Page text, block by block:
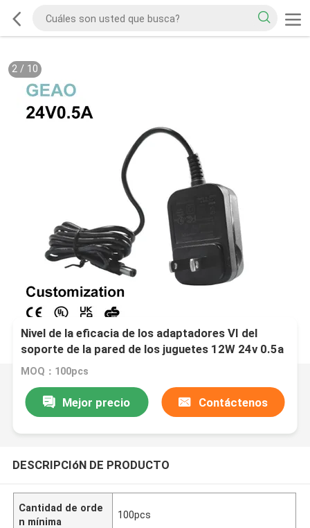
2/ 10
Nivel de la eficacia de los adaptadores VI del
soporte de la pared de los juguetes 12W 24v 0.5a
MOQ：100pcs
Mejor precio Contáctenos
DESCRIPCIóN DE PRODUCTO
Cantidad de orde
n mínima
100pcs